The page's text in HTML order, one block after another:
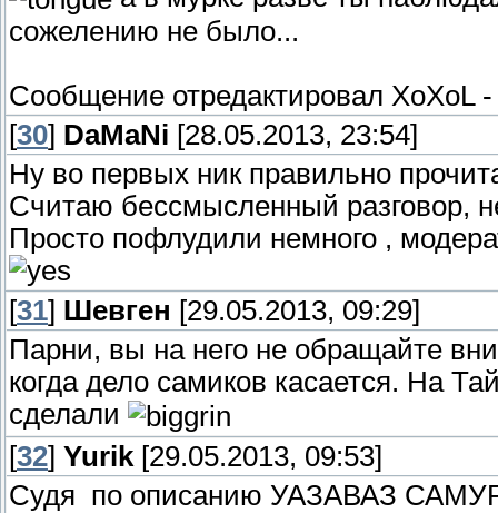
сожелению не было...
Сообщение отредактировал XoXoL
[30] DaMaNi [28.05.2013, 23:54]
Ну во первых ник правильно
Считаю бессмысленный разговор,
Просто пофлудили немного ,
[31] Шевген [29.05.2013, 09:29]
Парни, вы на него не обращайте
когда дело самиков касается. На
сделали
[32] Yurik [29.05.2013, 09:53]
Судя по описанию УАЗАВАЗ